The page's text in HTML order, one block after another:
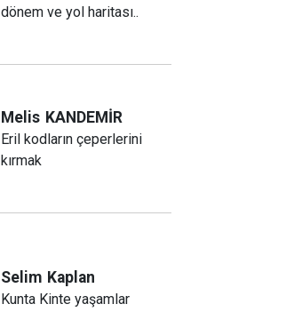
dönem ve yol haritası..
Melis KANDEMİR
Eril kodların çeperlerini
kırmak
Selim Kaplan
Kunta Kinte yaşamlar